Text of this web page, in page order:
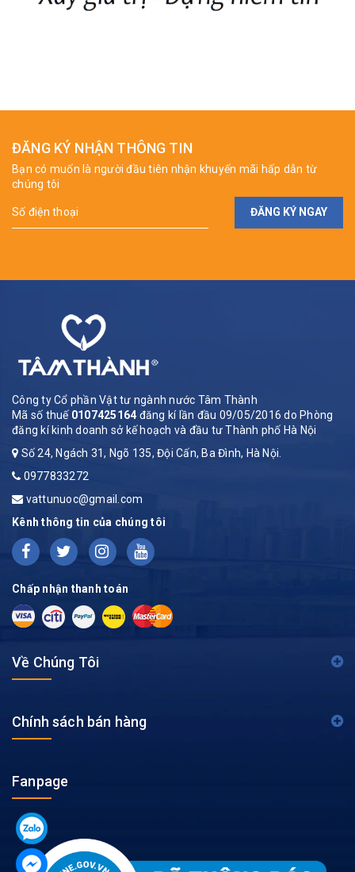
ĐĂNG KÝ NHẬN THÔNG TIN
Bạn có muốn là người đầu tiên nhận khuyến mãi hấp dẫn từ
chúng tôi
ĐĂNG KÝ NGAY
Công ty Cổ phần Vật tư ngành nước Tâm Thành
Mã số thuế 0107425164 đăng kí lần đầu 09/05/2016 do Phòng
đăng kí kinh doanh sở kế hoạch và đầu tư Thành phố Hà Nội
Số 24, Ngách 31, Ngõ 135, Đội Cấn, Ba Đình, Hà Nội.
0977833272
vattunuoc@gmail.com
Kênh thông tin của chúng tôi
Chấp nhận thanh toán
Về Chúng Tôi
Chính sách bán hàng
Fanpage